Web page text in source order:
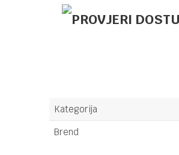
Kategorija
Brend